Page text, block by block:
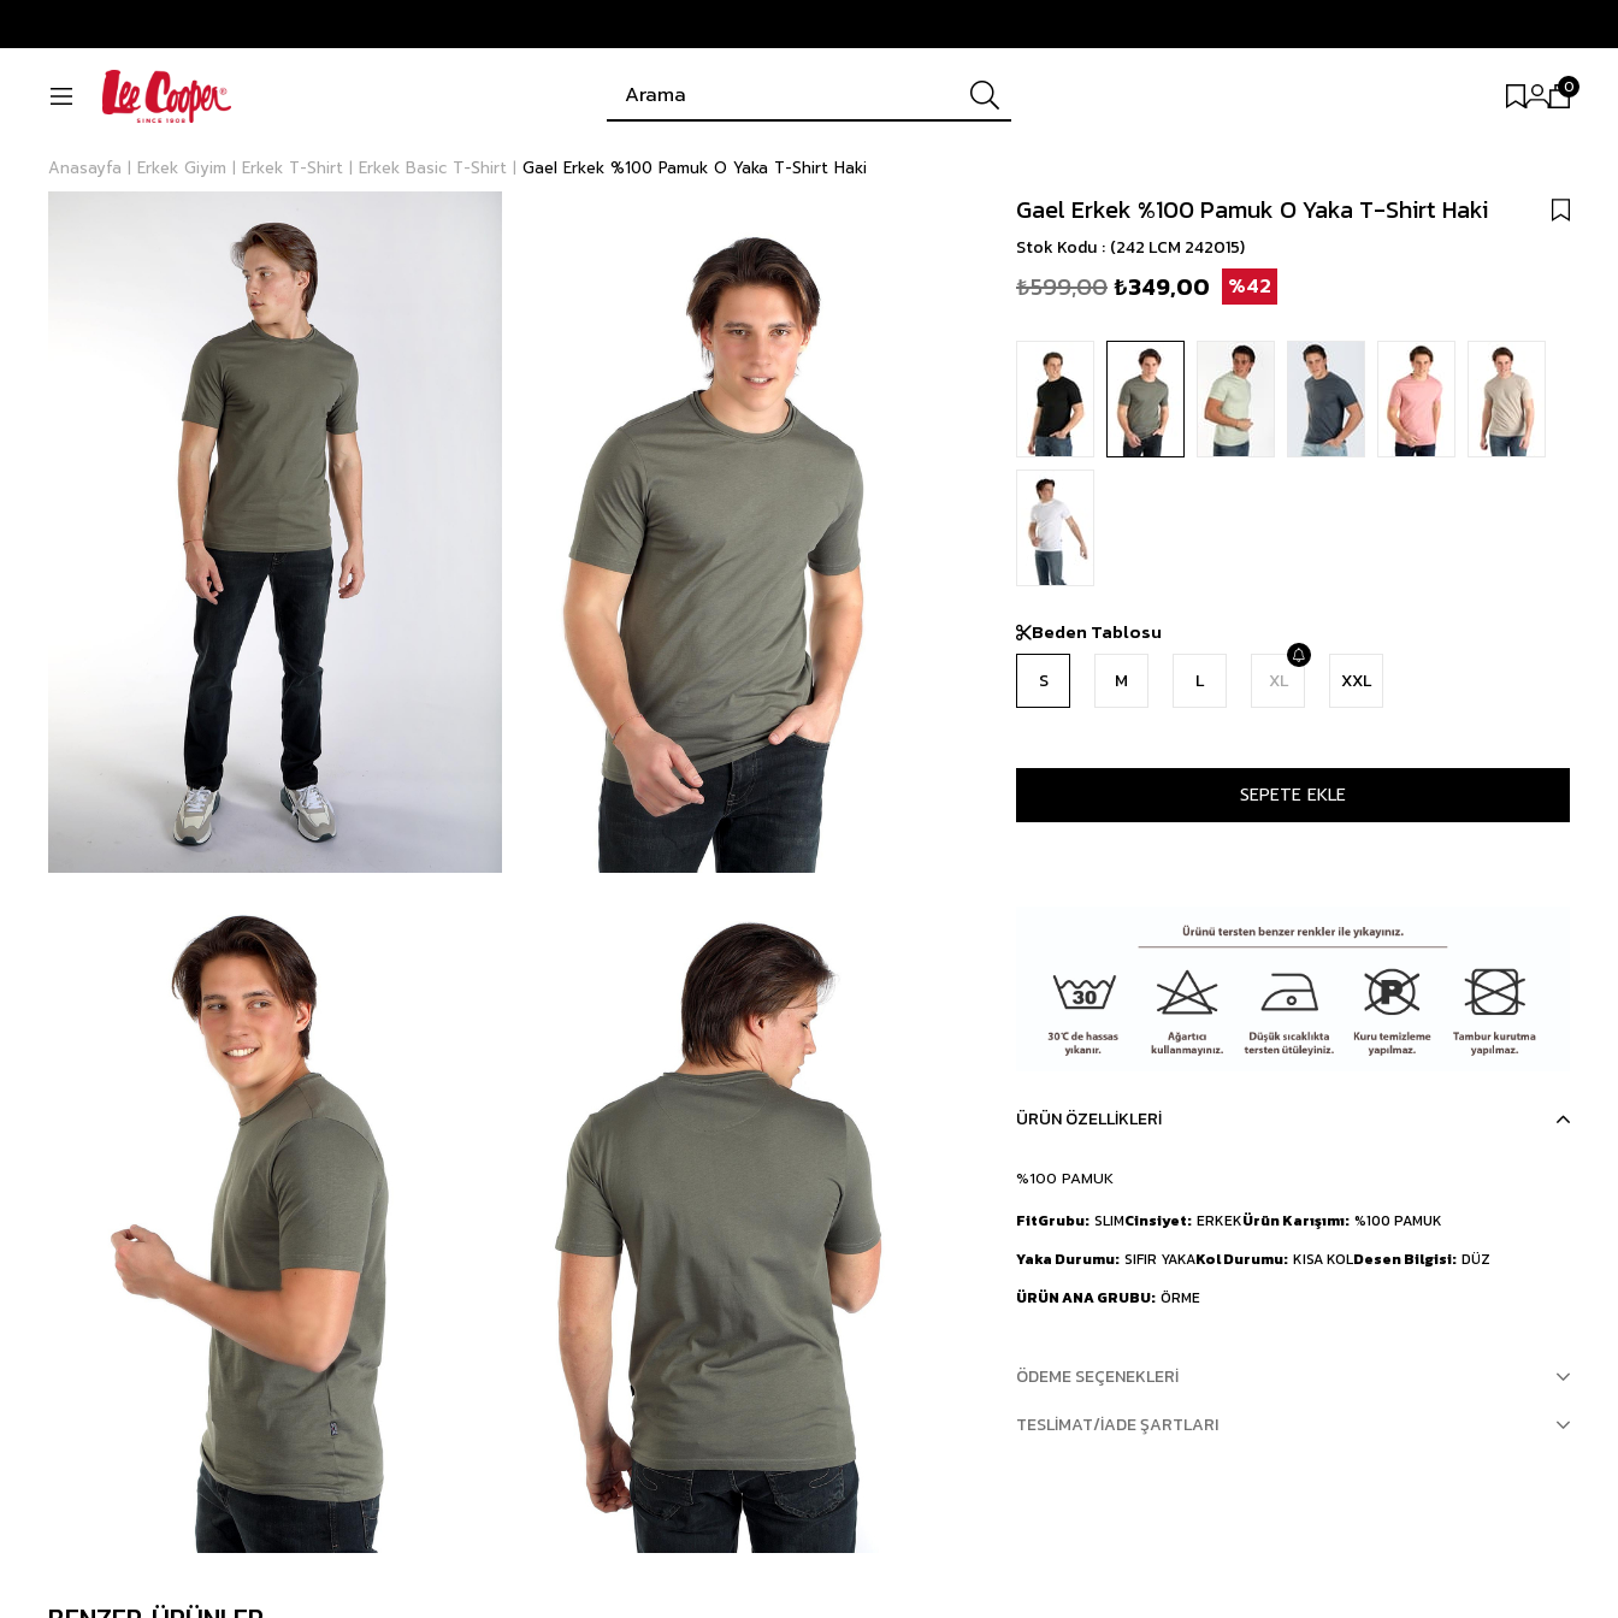
0
Anasayfa Erkek Giyim Erkek T-Shirt Erkek Basic T-Shirt Gael Erkek %100 Pamuk O Yaka T-Shirt Haki
Gael Erkek %100 Pamuk O Yaka T-Shirt Haki
Stok Kodu (242 LCM 242015)
₺599,00₺349,00 42
Beden Tablosu
S M L XL XXL
ÜRÜN ÖZELLIKLERI
%100 PAMUK
FitGrubu SLIMCinsiyet ERKEKÜrün Karışımı %100 PAMUK
Yaka Durumu SIFIR YAKAKol Durumu KISA KOLDesen Bilgisi DÜZ
ÜRÜN ANA GRUBU ÖRME
ÖDEME SEÇENEKLERI
TESLIMAT/İADE ŞARTLARI